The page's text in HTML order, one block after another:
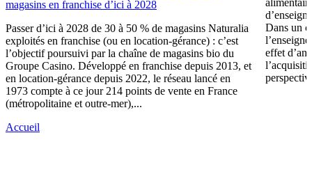
magasins en franchise d’ici à 2028
Passer d’ici à 2028 de 30 à 50 % de magasins Naturalia
exploités en franchise (ou en location-gérance) : c’est
l’objectif poursuivi par la chaîne de magasins bio du
Groupe Casino. Développé en franchise depuis 2013, et
en location-gérance depuis 2022, le réseau lancé en
1973 compte à ce jour 214 points de vente en France
(métropolitaine et outre-mer),...
Dans un
effet
Accueil